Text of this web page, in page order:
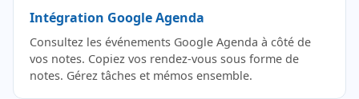
Intégration Google Agenda
Consultez les événements Google Agenda à côté de
vos notes. Copiez vos rendez-vous sous forme de
notes. Gérez tâches et mémos ensemble.